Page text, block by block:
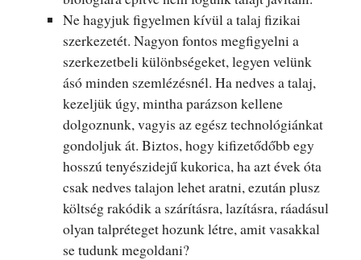
Ne hagyjuk figyelmen kívül a talaj fizikai
szerkezetét. Nagyon fontos megfigyelni a
szerkezetbeli különbségeket, legyen velünk
ásó minden szemlézésnél. Ha nedves a talaj,
kezeljük úgy, mintha parázson kellene
dolgoznunk, vagyis az egész technológiánkat
gondoljuk át. Biztos, hogy kifizetődőbb egy
hosszú tenyészidejű kukorica, ha azt évek óta
csak nedves talajon lehet aratni, ezután plusz
költség rakódik a szárításra, lazításra, ráadásul
olyan talpréteget hozunk létre, amit vasakkal
se tudunk megoldani?